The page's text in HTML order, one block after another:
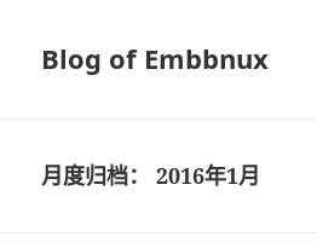
Blog of Embbnux
月度归档：2016年1月